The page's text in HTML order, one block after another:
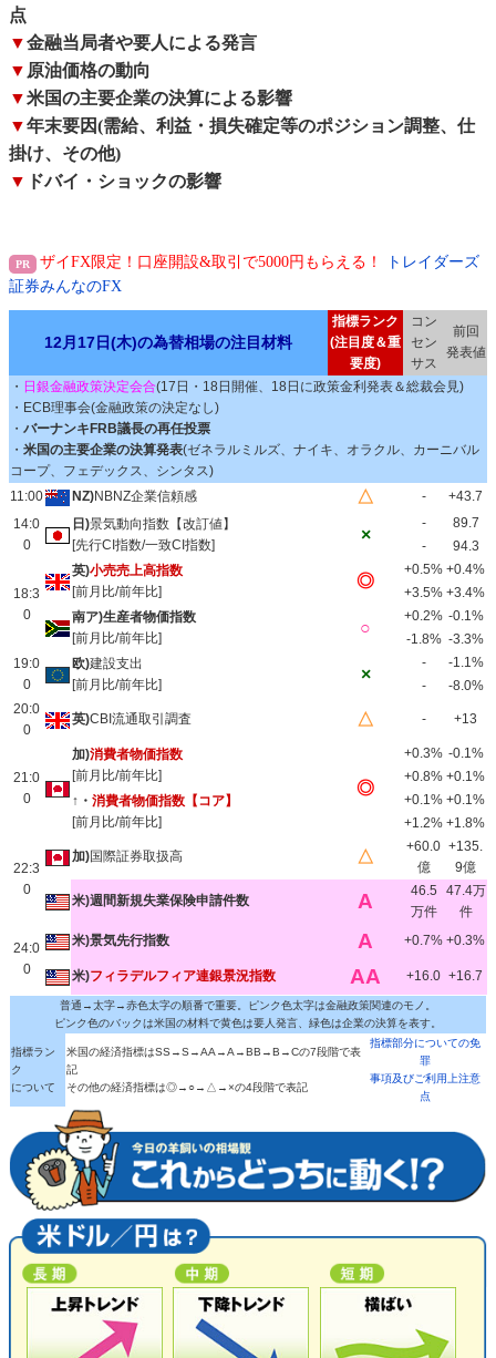
点
▼金融当局者や要人による発言
▼ 原油価格の動向
▼米国の主要企業の決算による影響
▼年末要因(需給、利益・損失確定等のポジション調整、仕
掛け、その他)
▼ ドバイ・ショックの影響
ザイFX限定！口座開設&取引で5000円もらえる！
トレイダーズ
証券みんなのFX
12月17日(木)の為替相場の注目材料
指標ランク
(注目度＆重
要度)
コン
セン
サス
前回
発表値
・ 日銀金融政策決定会合(17日・18日開催、18日に政策金利発表＆総裁会見)
・ECB理事会(金融政策の決定なし)
・ バーナンキFRB議長の再任投票
・ 米国の主要企業の決算発表(ゼネラルミルズ、ナイキ、オラクル、カーニバル
コープ、フェデックス、シンタス)
11:00
NZ)NBNZ企業信頼感 △ -
+43.7
14:0
0
日)景気動向指数【改訂値】
[先行CI指数/一致CI指数]
×
-
89.7
-
94.3
18:3
0
英)小売売上高指数
[前月比/前年比]
◎
+0.5% +0.4%
+3.5% +3.4%
南ア)生産者物価指数
[前月比/前年比]
○
+0.2% -0.1%
-1.8% -3.3%
19:0
0
欧)建設支出
[前月比/前年比]
×
-
-1.1%
-
-8.0%
20:0
0
英)CBI流通取引調査 △ - +13
21:0
0
加)消費者物価指数
[前月比/前年比]
◎
+0.3% -0.1%
+0.8% +0.1%
↑・ 消費者物価指数【コア】
[前月比/前年比]
+0.1% +0.1%
+1.2% +1.8%
22:3
0
加)国際証券取扱高 △
+60.0
億
+135.
9億
米)週間新規失業保険申請件数 A
46.5
万件
47.4万
件
24:0
0
米)景気先行指数 A +0.7% +0.3%
米)フィラデルフィア連銀景況指数 AA +16.0 +16.7
普通→太字→赤色太字の順番で重要。ピンク色太字は金融政策関連のモノ。
ピンク色のバックは米国の材料で黄色は要人発言、緑色は企業の決算を表す。
指標ラン
ク
について
米国の経済指標はSS→S→AA→A→BB→B→Cの7段階で表
記
その他の経済指標は◎→○→△→×の4段階で表記
指標部分についての免
罪
事項及びご利用上注意
点